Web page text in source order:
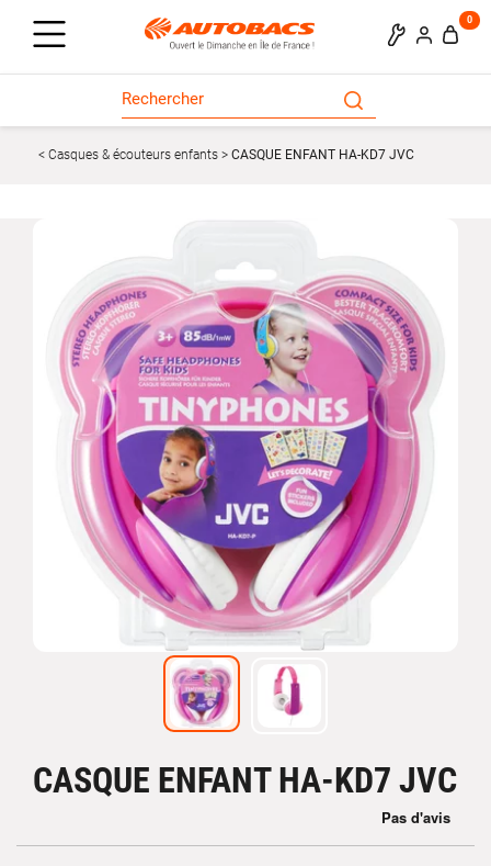
0
Casques & écouteurs enfants CASQUE ENFANT HA-KD7 JVC
CASQUE ENFANT HA-KD7 JVC